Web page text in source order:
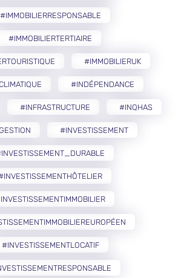
#IMMOBILIERRESPONSABLE
#IMMOBILIERTERTIAIRE
#IMMOBILIERUK
#INDÉPENDANCE
#INFRASTRUCTURE #INQHAS
#INVESTISSEMENT
#INVESTISSEMENTLOCATIF